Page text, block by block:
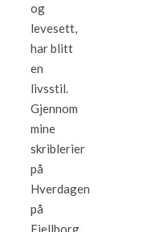
og
levesett,
har blitt
en
livsstil.
Gjennom
mine
skriblerier
på
Hverdagen
på